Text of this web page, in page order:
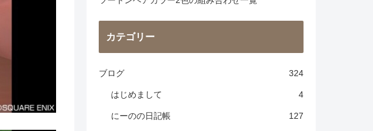
カテゴリー
ブログ 324
はじめまして 4
にーのの日記帳 127